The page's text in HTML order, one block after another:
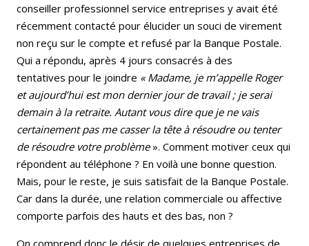
conseiller professionnel service entreprises y avait été
récemment contacté pour élucider un souci de virement
non reçu sur le compte et refusé par la Banque Postale.
Qui a répondu, après 4 jours consacrés à des
tentatives pour le joindre « Madame, je m’appelle Roger
et aujourd’hui est mon dernier jour de travail ; je serai
demain à la retraite. Autant vous dire que je ne vais
certainement pas me casser la tête à résoudre ou tenter
de résoudre votre problème». Comment motiver ceux qui
répondent au téléphone ? En voilà une bonne question.
Mais, pour le reste, je suis satisfait de la Banque Postale.
Car dans la durée, une relation commerciale ou affective
comporte parfois des hauts et des bas, non ?
On comprend donc le désir de quelques entreprises de